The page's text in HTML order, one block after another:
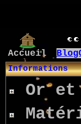
Accueil
Informations
Or et